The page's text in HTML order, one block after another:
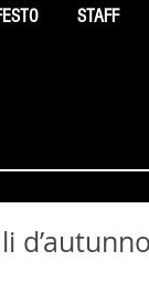
STAFF
d’autunno